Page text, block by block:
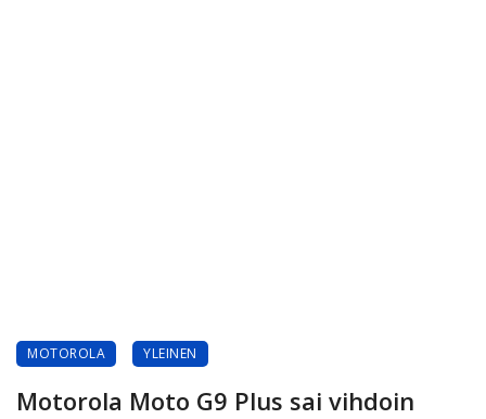
MOTOROLA YLEINEN
Motorola Moto G9 Plus sai vihdoin